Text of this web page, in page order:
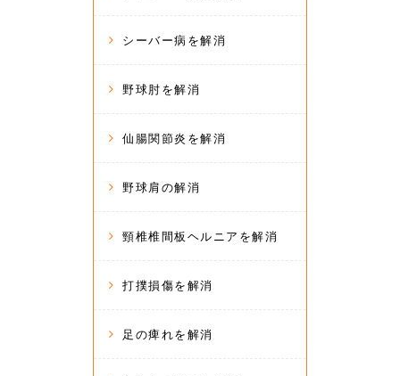
シーバー病を解消
野球肘を解消
仙腸関節炎を解消
野球肩の解消
頸椎椎間板ヘルニアを解消
打撲損傷を解消
足の痺れを解消